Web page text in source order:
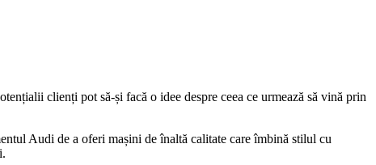
clienți pot să-și facă o idee despre ceea ce urmează să vină prin
Audi de a oferi mașini de înaltă calitate care îmbină stilul cu